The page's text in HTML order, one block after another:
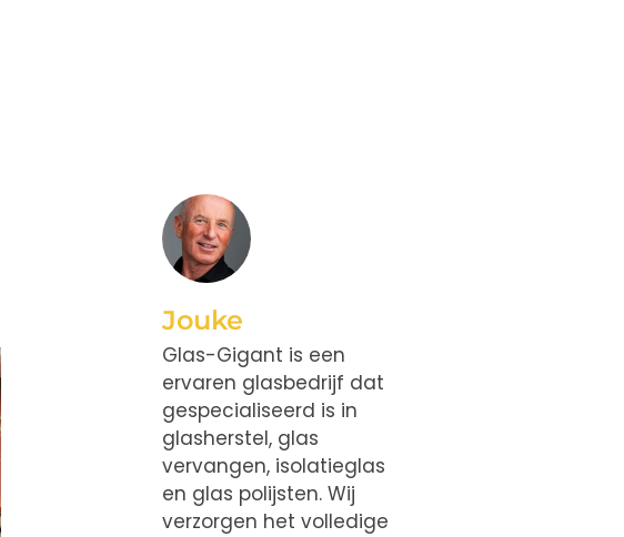
Jouke
Glas-Gigant is een
ervaren glasbedrijf dat
gespecialiseerd is in
glasherstel, glas
vervangen, isolatieglas
en glas polijsten. Wij
verzorgen het volledige